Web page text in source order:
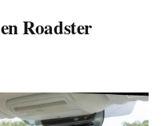
Roadster